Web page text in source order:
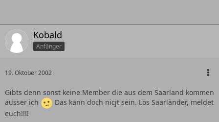
Kobald
Anfänger
19. Oktober 2002
Gibts denn sonst keine Member die aus dem Saarland kommen
ausser ich
Das kann doch nicjt sein. Los Saarländer, meldet
euch!!!!